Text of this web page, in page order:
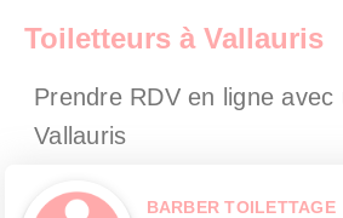
Toiletteurs à Vallauris
Prendre RDV en ligne
Vallauris
BARBER TOILETTAGE